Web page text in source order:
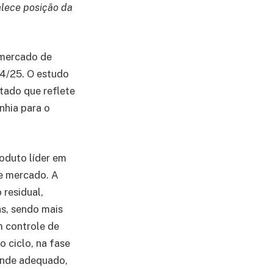
posição da
de
25. O estudo
que reflete
para o
líder em
mercado. A
sendo mais
controle de
ciclo, na fase
adequado,